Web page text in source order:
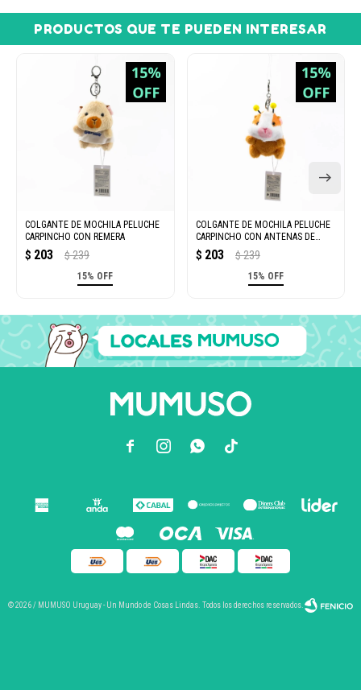
PRODUCTOS QUE TE PUEDEN INTERESAR
COLGANTE DE MOCHILA PELUCHE
CARPINCHO CON REMERA
$ 203 $ 239
15% OFF
COLGANTE DE MOCHILA PELUCHE
CARPINCHO CON ANTENAS DE
ABEJA
$ 203 $ 239
15% OFF
  
© 2026 / MUMUSO Uruguay - Un Mundo de Cosas Lindas. Todos los derechos reservados.